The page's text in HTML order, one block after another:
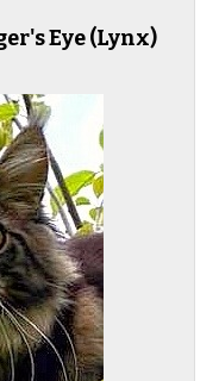
Eye (Lynx)